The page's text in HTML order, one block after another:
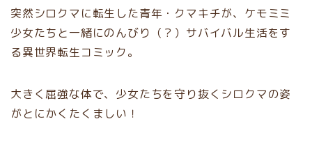
突然シロクマに転生した青年・クマキチが、ケモミミ
少女たちと一緒にのんびり（？）サバイバル生活をす
る異世界転生コミック。
大きく屈強な体で、少女たちを守り抜くシロクマの姿
がとにかくたくましい！